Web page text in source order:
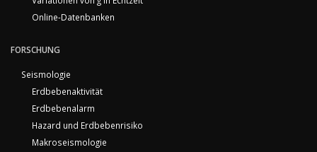
Online-Datenbanken
FORSCHUNG
Seismologie
Erdbebenaktivität
Erdbebenalarm
Hazard und Erdbebenrisiko
Makroseismologie